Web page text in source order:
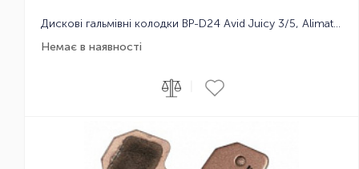
Дискові гальмівні колодки BP-D24 Avid Juicy 3/5, Alimate, органіч
Немає в наявності